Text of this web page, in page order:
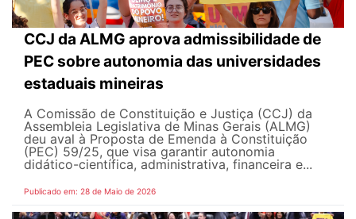
CCJ da ALMG aprova admissibilidade de
PEC sobre autonomia das universidades
estaduais mineiras
A Comissão de Constituição e Justiça (CCJ) da
Assembleia Legislativa de Minas Gerais (ALMG)
deu aval à Proposta de Emenda à Constituição
(PEC) 59/25, que visa garantir autonomia
didático-científica, administrativa, financeira e...
Publicado em: 28 de Maio de 2026